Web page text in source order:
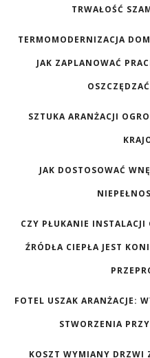
TRWAŁOŚĆ
TERMOMODERNIZACJA
JAK ZAPLANOWAĆ
SZTUKA ARANŻACJI
JAK DOSTOSOWAĆ
CZY PŁUKANIE INSTALACJI
ŹRÓDŁA CIEPŁA JEST
FOTEL USZAK ARANŻACJE:
STWORZENIA
KOSZT WYMIANY DRZWI